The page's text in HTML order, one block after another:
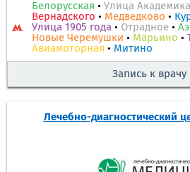
Белорусская • Улица
Вернадского • Медведково •
Улица 1905 года • Отрадное •
Новые Черемушки • Марьино •
Авиамоторная • Митино
Запись к врачу
Лечебно-диагностический